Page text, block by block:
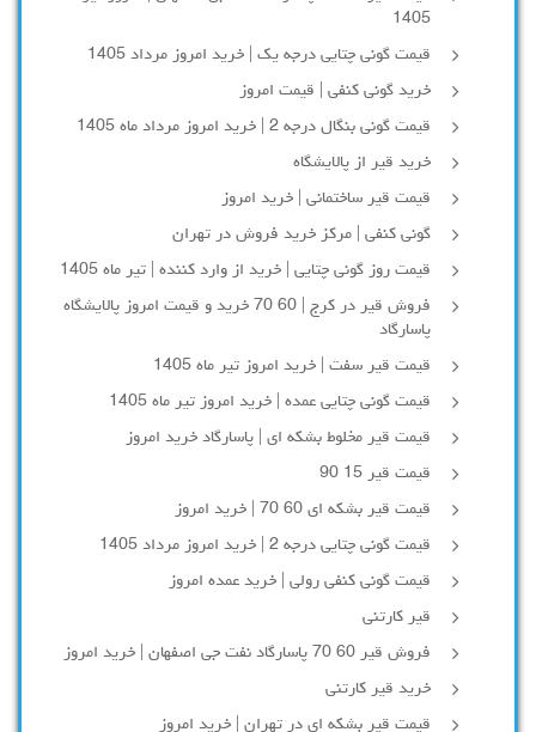
1405
قیمت گونی چتایی درجه یک | خرید امروز مرداد 1405
خرید گونی کنفی | قیمت امروز
قیمت گونی بنگال درجه 2 | خرید امروز مرداد ماه 1405
خرید قیر از پالایشگاه
قیمت قیر ساختمانی | خرید امروز
گونی کنفی | مرکز خرید فروش در تهران
قیمت روز گونی چتایی | خرید از وارد کننده | تیر ماه 1405
فروش قیر در کرج | 60 70 خرید و قیمت امروز پالایشگاه
پاسارگاد
قیمت قیر سفت | خرید امروز تیر ماه 1405
قیمت گونی چتایی عمده | خرید امروز تیر ماه 1405
قیمت قیر مخلوط بشکه ای | پاسارگاد خرید امروز
قیمت قیر 15 90
قیمت قیر بشکه ای 60 70 | خرید امروز
قیمت گونی چتایی درجه 2 | خرید امروز مرداد 1405
قیمت گونی کنفی رولی | خرید عمده امروز
قیر کارتنی
فروش قیر 60 70 پاسارگاد نفت جی اصفهان | خرید امروز
خرید قیر کارتنی
قیمت قیر بشکه ای در تهران | خرید امروز